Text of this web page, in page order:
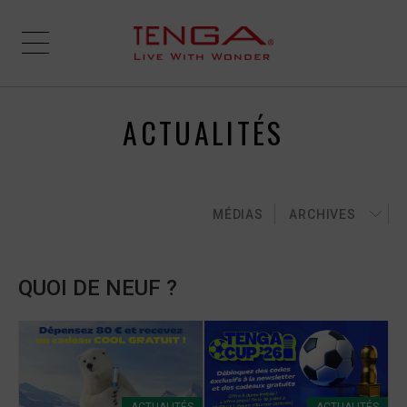
ACTUALITÉS
MÉDIAS ARCHIVES
QUOI DE NEUF ?